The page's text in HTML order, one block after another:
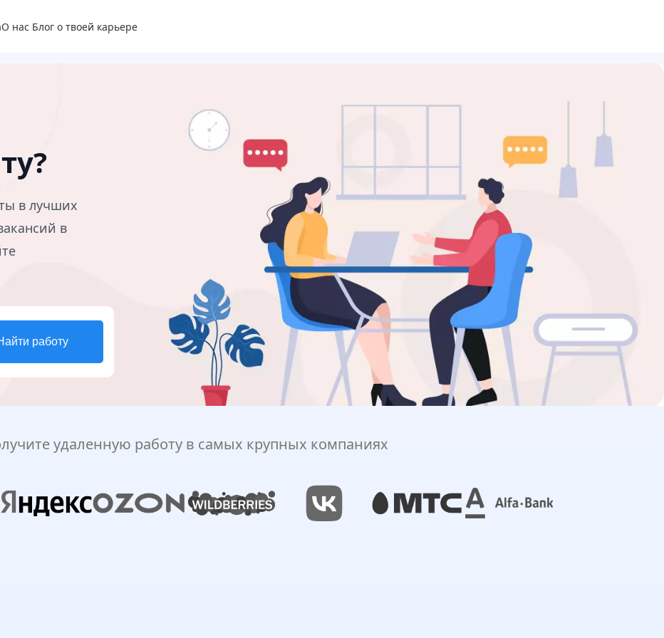
О нас Блог о твоей карьере
в лучших
в
работу
удаленную работу в самых крупных компаниях